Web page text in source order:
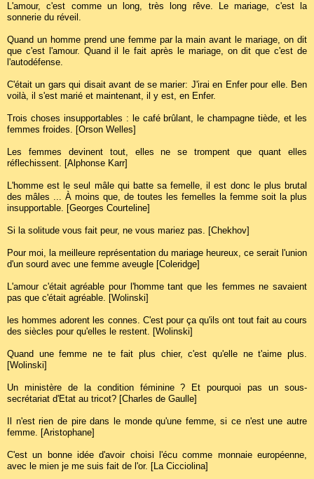
L'amour, c'est comme un long, très long rêve. Le mariage, c'est la
sonnerie du réveil.
Quand un homme prend une femme par la main avant le mariage, on dit
que c'est l'amour. Quand il le fait après le mariage, on dit que c'est de
l'autodéfense.
C'était un gars qui disait avant de se marier: J'irai en Enfer pour elle. Ben
voilà, il s'est marié et maintenant, il y est, en Enfer.
Trois choses insupportables : le café brûlant, le champagne tiède, et les
femmes froides. [Orson Welles]
Les femmes devinent tout, elles ne se trompent que quant elles
réflechissent. [Alphonse Karr]
L'homme est le seul mâle qui batte sa femelle, il est donc le plus brutal
des mâles ... À moins que, de toutes les femelles la femme soit la plus
insupportable. [Georges Courteline]
Si la solitude vous fait peur, ne vous mariez pas. [Chekhov]
Pour moi, la meilleure représentation du mariage heureux, ce serait l'union
d'un sourd avec une femme aveugle [Coleridge]
L'amour c'était agréable pour l'homme tant que les femmes ne savaient
pas que c'était agréable. [Wolinski]
les hommes adorent les connes. C'est pour ça qu'ils ont tout fait au cours
des siècles pour qu'elles le restent. [Wolinski]
Quand une femme ne te fait plus chier, c'est qu'elle ne t'aime plus.
[Wolinski]
Un ministère de la condition féminine ? Et pourquoi pas un sous-
secrétariat d'Etat au tricot? [Charles de Gaulle]
Il n'est rien de pire dans le monde qu'une femme, si ce n'est une autre
femme. [Aristophane]
C'est un bonne idée d'avoir choisi l'écu comme monnaie européenne,
avec le mien je me suis fait de l'or. [La Cicciolina]